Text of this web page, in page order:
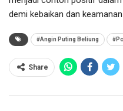
demi kebaikan dan
#Angin Puting Beliung
Share